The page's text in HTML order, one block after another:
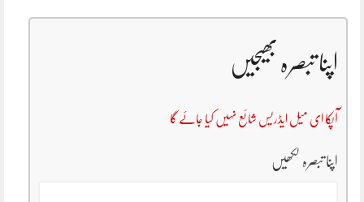
اپنا تبصرہ بھیجیں
آپکا ای میل ایڈریس شائع نہیں کیا جائے گا
اپنا تبصرہ لکھیں